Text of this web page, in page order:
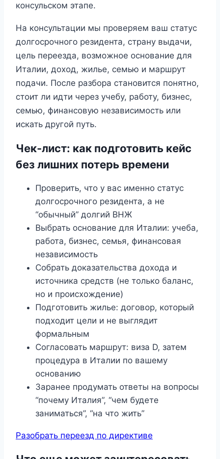
консульском этапе.
На консультации мы проверяем ваш статус
долгосрочного резидента, страну выдачи,
цель переезда, возможное основание для
Италии, доход, жилье, семью и маршрут
подачи. После разбора становится понятно,
стоит ли идти через учебу, работу, бизнес,
семью, финансовую независимость или
искать другой путь.
Чек-лист: как подготовить кейс
без лишних потерь времени
Проверить, что у вас именно статус
долгосрочного резидента, а не
“обычный” долгий ВНЖ
Выбрать основание для Италии: учеба,
работа, бизнес, семья, финансовая
независимость
Собрать доказательства дохода и
источника средств (не только баланс,
но и происхождение)
Подготовить жилье: договор, который
подходит цели и не выглядит
формальным
Согласовать маршрут: виза D, затем
процедура в Италии по вашему
основанию
Заранее продумать ответы на вопросы
“почему Италия”, “чем будете
заниматься”, “на что жить”
Разобрать переезд по директиве